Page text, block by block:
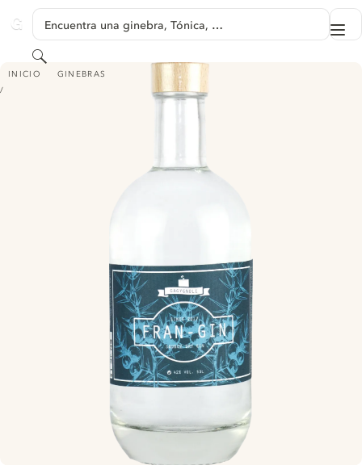
GINVENTORY
Encuentra una ginebra, Tónica, …
Buscar
INICIO GINEBRAS
FRAN-GIN